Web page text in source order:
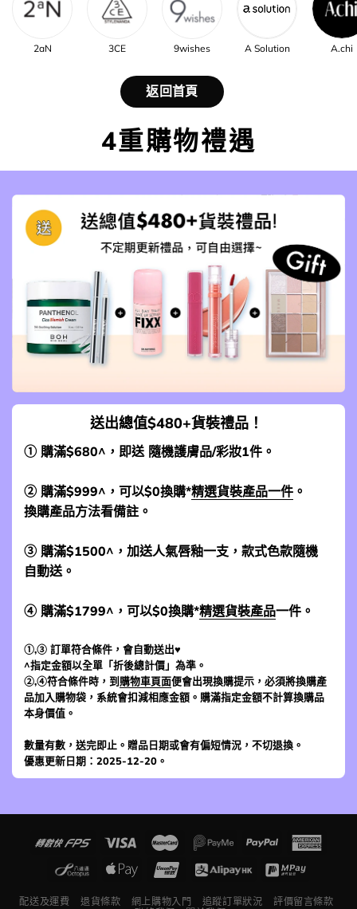
2aN 3CE 9wishes A Solution A.chi
返回首頁
4重購物禮遇
送出總值$480+貨裝禮品！
① 購滿$680^，即送 隨機護膚品/彩妝1件。
② 購滿$999^，可以$0換購*精選貨裝產品一件 。
換購產品方法看備註。
③ 購滿$1500^，加送人氣唇釉一支，款式色款隨機
自動送。
④ 購滿$1799^，可以$0換購*精選貨裝產品一件。
①,③ 訂單符合條件，會自動送出♥
^指定金額以全單「折後總計價」為準。
②,④符合條件時，到 購物車頁面便會出現換購提示，必須將換購產
品加入購物袋，系統會扣減相應金額。購滿指定金額不計算換購品
本身價值。
數量有數，送完即止。贈品日期或會有偏短情況，不切退換。
優惠更新日期：2025-12-20。
配送及運費 退貨條款 網上購物入門 追蹤訂單狀況
評價留言條款